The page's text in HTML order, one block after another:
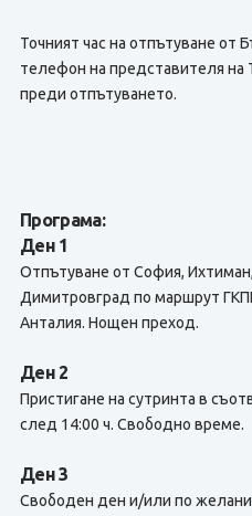
Точният час на отпътуване от
телефон на представителя
преди отпътуването.
Програма:
Ден 1
Отпътуване от София,
Димитровград по маршрут
Анталия. Нощен преход.
Ден 2
Пристигане на сутринта в
след 14:00 ч. Свободно време.
Ден 3
Свободен ден и/или по